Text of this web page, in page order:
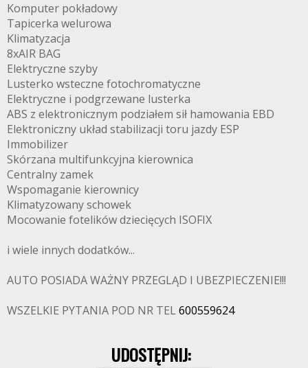
Komputer pokładowy
Tapicerka welurowa
Klimatyzacja
8xAIR BAG
Elektryczne szyby
Lusterko wsteczne fotochromatyczne
Elektryczne i podgrzewane lusterka
ABS z elektronicznym podziałem sił hamowania EBD
Elektroniczny układ stabilizacji toru jazdy ESP
Immobilizer
Skórzana multifunkcyjna kierownica
Centralny zamek
Wspomaganie kierownicy
Klimatyzowany schowek
Mocowanie fotelików dziecięcych ISOFIX
i wiele innych dodatków...
AUTO POSIADA WAŻNY PRZEGLĄD I UBEZPIECZENIE!!!
WSZELKIE PYTANIA POD NR TEL 600559624
UDOSTĘPNIJ: